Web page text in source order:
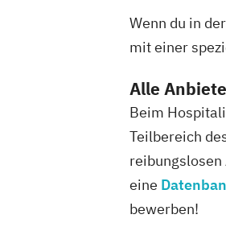
Wenn du in
mit einer
Alle
Beim
Teilbereich
reibungslosen
eine
bewerben!